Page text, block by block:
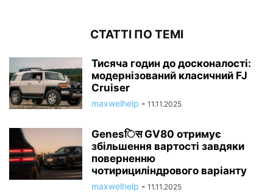
СТАТТІ ПО ТЕМІ
Тисяча годин до досконалості:
модернізований класичний FJ
Cruiser
maxwelhelp - 11.11.2025
Genesिस GV80 отримує
збільшення вартості завдяки
поверненню
чотирициліндрового варіанту
maxwelhelp - 11.11.2025